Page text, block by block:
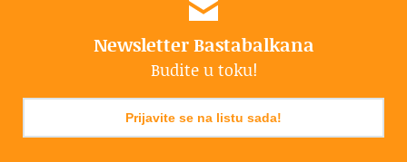
Newsletter Bastabalkana
Budite u toku!
Prijavite se na listu sada!